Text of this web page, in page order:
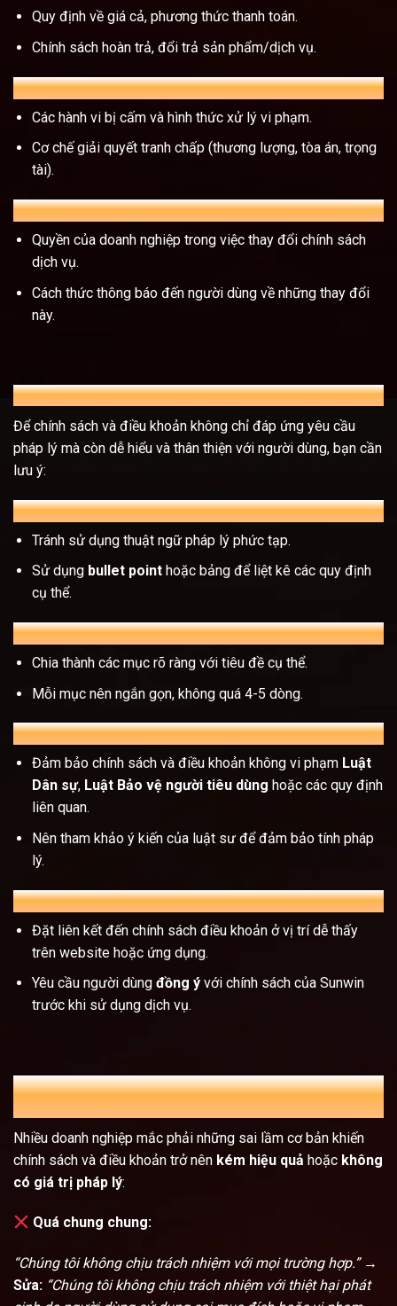
Quy định về giá cả, phương thức thanh toán.
Chính sách hoàn trả, đổi trả sản phẩm/dịch vụ.
E. Điều khoản về vi phạm và giải quyết tranh chấp
Các hành vi bị cấm và hình thức xử lý vi phạm.
Cơ chế giải quyết tranh chấp (thương lượng, tòa án, trọng
tài).
F. Điều khoản về thay đổi và cập nhật
Quyền của doanh nghiệp trong việc thay đổi chính sách
dịch vụ.
Cách thức thông báo đến người dùng về những thay đổi
này.
Cách viết chính sách điều khoản hiệu quả
Để chính sách và điều khoản không chỉ đáp ứng yêu cầu
pháp lý mà còn dễ hiểu và thân thiện với người dùng, bạn cần
lưu ý:
A. Ngôn ngữ rõ ràng, dễ hiểu
Tránh sử dụng thuật ngữ pháp lý phức tạp.
Sử dụng bullet pointhoặc bảng để liệt kê các quy định
cụ thể.
B. Cấu trúc logic, dễ theo dõi
Chia thành các mục rõ ràng với tiêu đề cụ thể.
Mỗi mục nên ngắn gọn, không quá 4-5 dòng.
C. Tuân thủ pháp luật
Đảm bảo chính sách và điều khoản không vi phạm Luật
Dân sự, Luật Bảo vệ người tiêu dùng hoặc các quy định
liên quan.
Nên tham khảo ý kiến của luật sư để đảm bảo tính pháp
lý.
D. Dễ dàng truy cập
Đặt liên kết đến chính sách điều khoản ở vị trí dễ thấy
trên website hoặc ứng dụng.
Yêu cầu người dùng đồng ývới chính sách của Sunwin
trước khi sử dụng dịch vụ.
Sai lầm thường gặp khi xây dựng chính sách
điều khoản
Nhiều doanh nghiệp mắc phải những sai lầm cơ bản khiến
chính sách và điều khoản trở nên kém hiệu quả hoặc không
có giá trị pháp lý:
Quá chung chung:
“Chúng tôi không chịu trách nhiệm với mọi trường hợp.”→
Sửa: “Chúng tôi không chịu trách nhiệm với thiệt hại phát